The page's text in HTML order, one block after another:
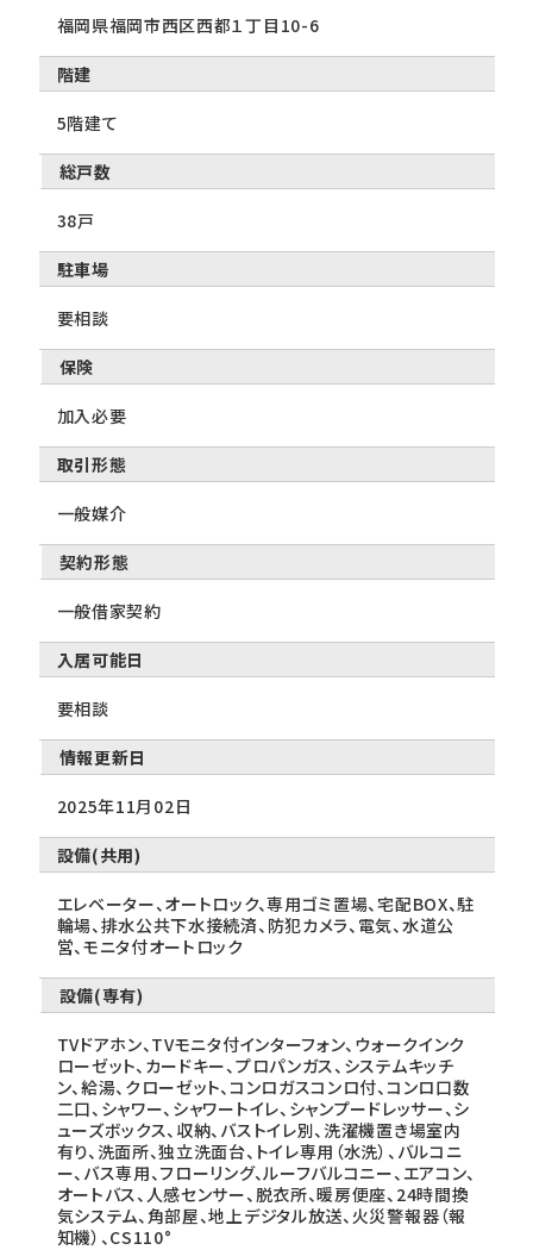
福岡県福岡市西区西都１丁目10-6
階建
5階建て
総戸数
38戸
駐車場
要相談
保険
加入必要
取引形態
一般媒介
契約形態
一般借家契約
入居可能日
要相談
情報更新日
2025年11月02日
設備(共用)
エレベーター、オートロック、専用ゴミ置場、宅配BOX、駐
輪場、排水公共下水接続済、防犯カメラ、電気、水道公
営、モニタ付オートロック
設備(専有)
TVドアホン、TVモニタ付インターフォン、ウォークインク
ローゼット、カードキー、プロパンガス、システムキッチ
ン、給湯、クローゼット、コンロガスコンロ付、コンロ口数
二口、シャワー、シャワートイレ、シャンプードレッサー、シ
ューズボックス、収納、バストイレ別、洗濯機置き場室内
有り、洗面所、独立洗面台、トイレ専用（水洗）、バルコニ
ー、バス専用、フローリング、ルーフバルコニー、エアコン、
オートバス、人感センサー、脱衣所、暖房便座、24時間換
気システム、角部屋、地上デジタル放送、火災警報器（報
知機）、CS110°